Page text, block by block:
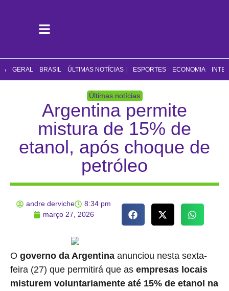
GERAL BRASIL ÚLTIMAS NOTÍCIAS | ESPORTES ECONOMIA
Últimas notícias
Argentina permite
mistura de 15% de
etanol, após choque de
petróleo
andre derviche
8:34 pm
março 27, 2026
O governo da Argentina anunciou nesta sexta-
feira (27) que permitirá que as empresas locais
misturem voluntariamente até 15% de etanol na